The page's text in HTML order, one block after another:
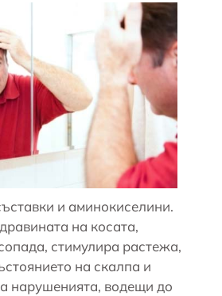
и аминокиселини.
на косата,
стимулира растежа,
на скалпа и
нарушенията, водещи до